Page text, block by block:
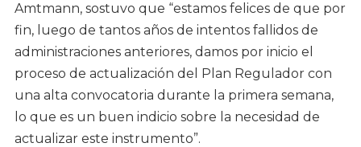
Amtmann, sostuvo que “estamos felices de que por
fin, luego de tantos años de intentos fallidos de
administraciones anteriores, damos por inicio el
proceso de actualización del Plan Regulador con
una alta convocatoria durante la primera semana,
lo que es un buen indicio sobre la necesidad de
actualizar este instrumento”.